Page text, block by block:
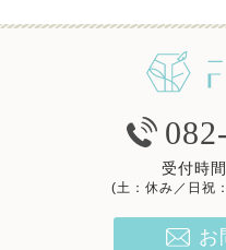
受付時
(土：休み／日祝
お